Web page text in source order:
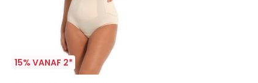
15% VANAF 2*